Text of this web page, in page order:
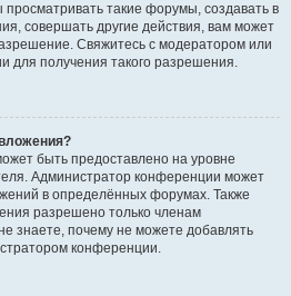
такие форумы, создавать в
совершать другие действия, вам может
Свяжитесь с модератором или
для получения такого разрешения.
быть предоставлено на уровне
Администратор конференции может
в определённых форумах. Также
разрешено только членам
знаете, почему не можете добавлять
конференции.